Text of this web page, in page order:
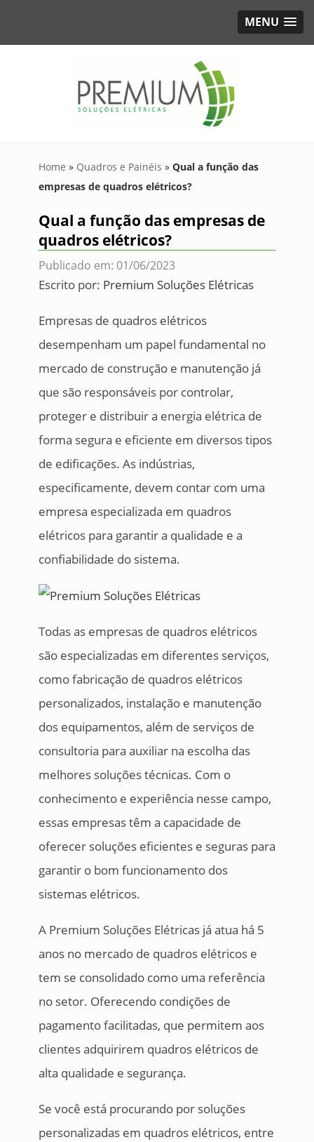
MENU
Home » Quadros e Painéis » Qual a função das
empresas de quadros elétricos?
Qual a função das empresas de
quadros elétricos?
Publicado em: 01/06/2023
Escrito por: Premium Soluções Elétricas
Empresas de quadros elétricos
desempenham um papel fundamental no
mercado de construção e manutenção já
que são responsáveis por controlar,
proteger e distribuir a energia elétrica de
forma segura e eficiente em diversos tipos
de edificações. As indústrias,
especificamente, devem contar com uma
empresa especializada em quadros
elétricos para garantir a qualidade e a
confiabilidade do sistema.
Todas as empresas de quadros elétricos
são especializadas em diferentes serviços,
como fabricação de quadros elétricos
personalizados, instalação e manutenção
dos equipamentos, além de serviços de
consultoria para auxiliar na escolha das
melhores soluções técnicas. Com o
conhecimento e experiência nesse campo,
essas empresas têm a capacidade de
oferecer soluções eficientes e seguras para
garantir o bom funcionamento dos
sistemas elétricos.
A Premium Soluções Elétricas já atua há 5
anos no mercado de quadros elétricos e
tem se consolidado como uma referência
no setor. Oferecendo condições de
pagamento facilitadas, que permitem aos
clientes adquirirem quadros elétricos de
alta qualidade e segurança.
Se você está procurando por soluções
personalizadas em quadros elétricos, entre